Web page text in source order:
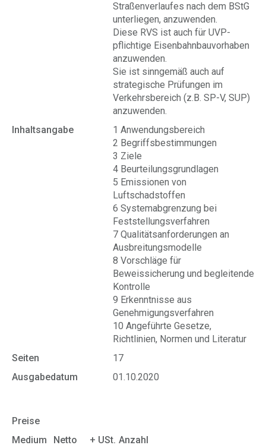
Straßenverlaufes nach dem BStG
unterliegen, anzuwenden.
Diese RVS ist auch für UVP-
pflichtige Eisenbahnbauvorhaben
anzuwenden.
Sie ist sinngemäß auch auf
strategische Prüfungen im
Verkehrsbereich (z.B. SP-V, SUP)
anzuwenden.
Inhaltsangabe
1 Anwendungsbereich
2 Begriffsbestimmungen
3 Ziele
4 Beurteilungsgrundlagen
5 Emissionen von
Luftschadstoffen
6 Systemabgrenzung bei
Feststellungsverfahren
7 Qualitätsanforderungen an
Ausbreitungsmodelle
8 Vorschläge für
Beweissicherung und begleitende
Kontrolle
9 Erkenntnisse aus
Genehmigungsverfahren
10 Angeführte Gesetze,
Richtlinien, Normen und Literatur
Seiten
17
Ausgabedatum
01.10.2020
Preise
Medium
Netto + USt. Anzahl